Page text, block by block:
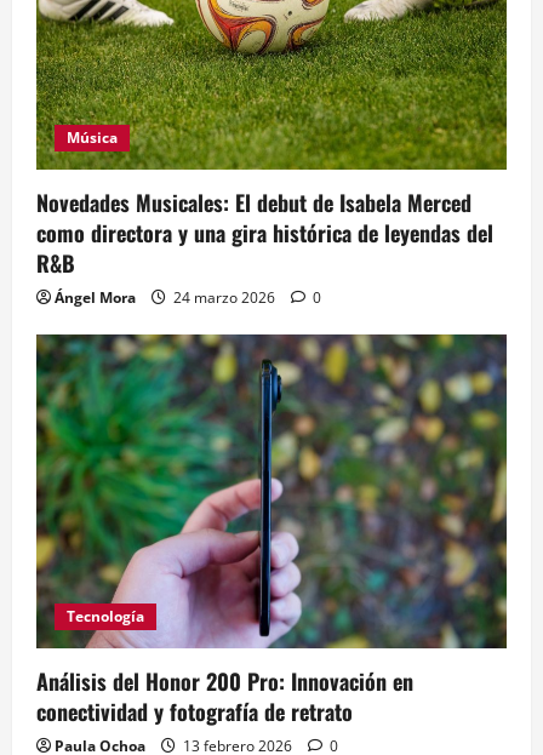
Música
Novedades Musicales: El debut de Isabela Merced
como directora y una gira histórica de leyendas del
R&B
Ángel Mora 24 marzo 2026 0
Tecnología
Análisis del Honor 200 Pro: Innovación en
conectividad y fotografía de retrato
Paula Ochoa 13 febrero 2026 0